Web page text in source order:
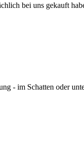
bei uns gekauft
- im Schatten oder